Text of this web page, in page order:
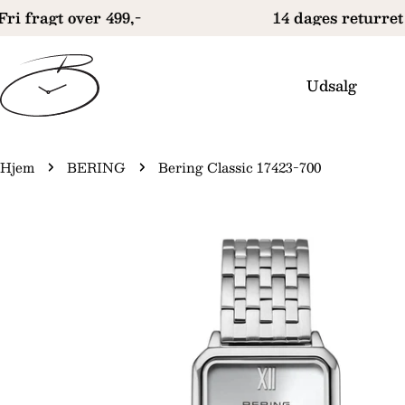
Gå
indhold
fragt over 499,- 14 dages returret
Udsalg
Hjem BERING Bering Classic 17423-700